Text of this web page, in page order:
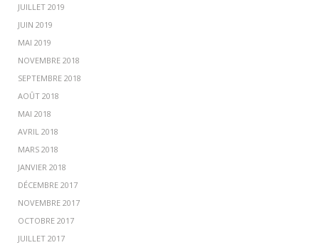
JUILLET 2019
JUIN 2019
MAI 2019
NOVEMBRE 2018
SEPTEMBRE 2018
AOÛT 2018
MAI 2018
AVRIL 2018
MARS 2018
JANVIER 2018
DÉCEMBRE 2017
NOVEMBRE 2017
OCTOBRE 2017
JUILLET 2017